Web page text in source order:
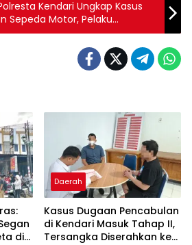
Kendari Ungkap Kasus
Sepeda Motor, Pelaku
Mandonga
di
Daerah
Kasus Dugaan Pencabulan
di Kendari Masuk Tahap II,
Tersangka Diserahkan ke